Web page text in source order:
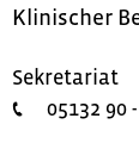
Klinischer
Sekretariat
05132 90